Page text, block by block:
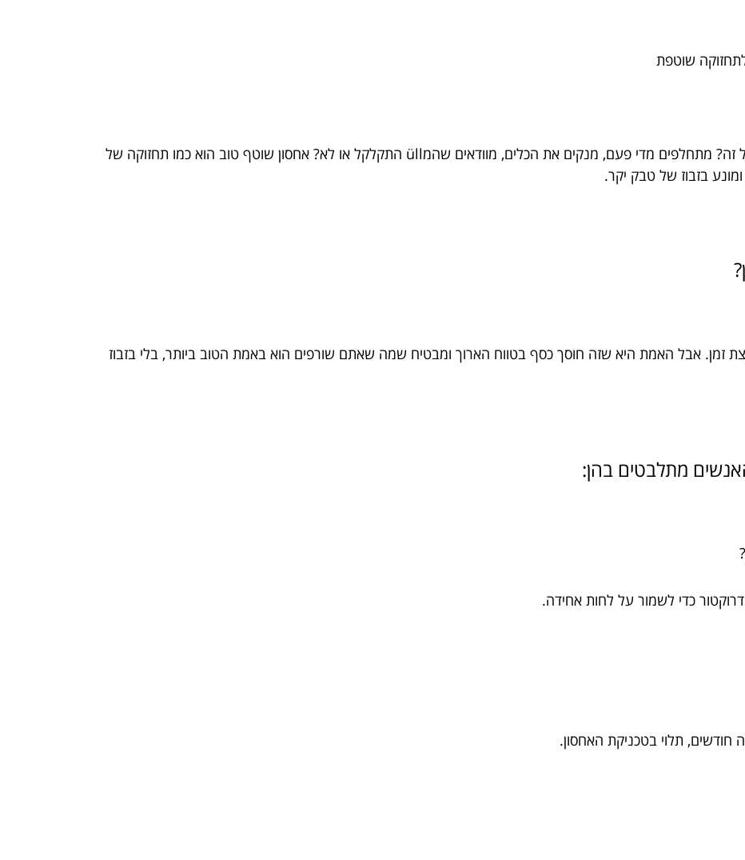
שוטפת
לא מסתפקים בכלי אחסון פעם אחת וחוזרים על זה? מתחלפים מדי פעם, מנקים את הכלים, מוודאים שהמüll התקלקל או לא? אחסון שוטף טוב הוא כמו תחזוקה של
בזבוז של טבק יקר.
זמן. אבל האמת היא שזה חוסך כסף בטווח הארוך ומבטיח שמה שאתם שורפים הוא באמת הטוב ביותר, בלי בזבוז
כדי לשמור על לחות אחידה.
תלוי בטכניקת האחסון.